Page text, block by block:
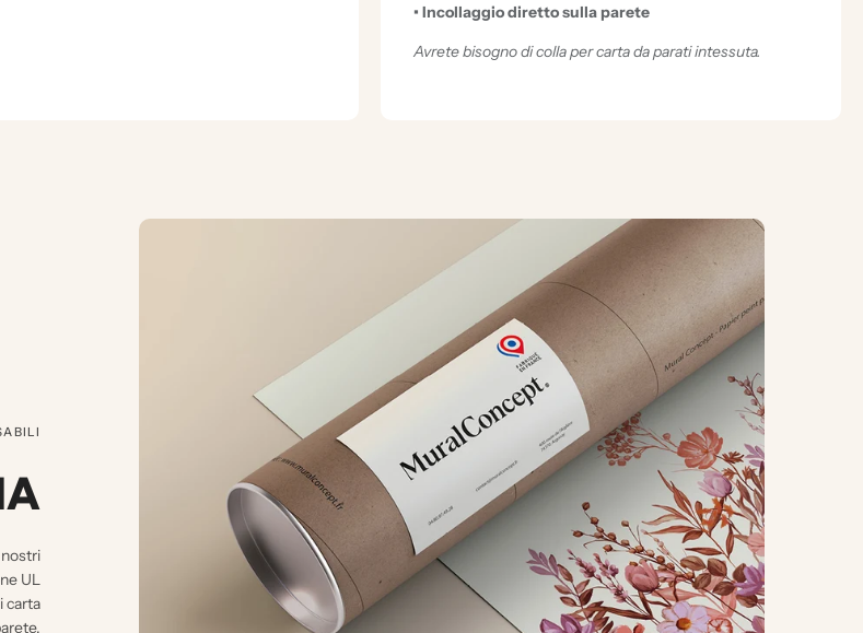
• Incollaggio diretto sulla parete
Avrete bisogno di colla per carta da parati intessuta.
UL
carta